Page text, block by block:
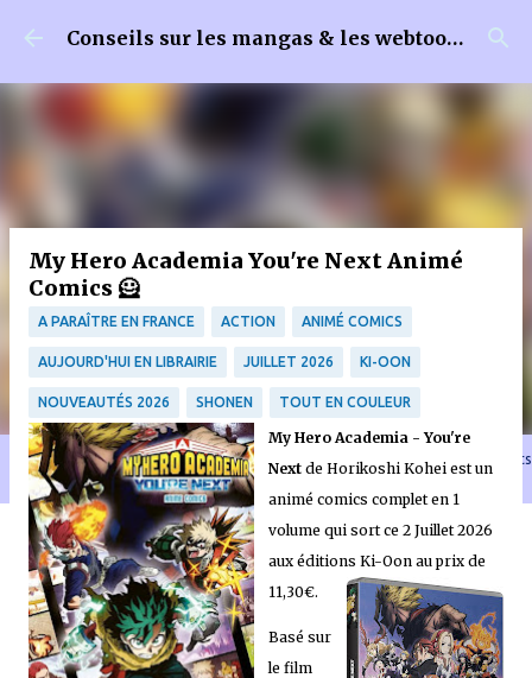
Accéder au contenu principal Conseils sur les mangas & les webtoons
🐈‍⬛ En tant que Partenaire Amazon, je réalise un bénéfice sur les achats
remplissant les conditions requises quand vous achetez sur Amazon.fr
My Hero Academia You're Next Animé
Comics 🦸
A PARAÎTRE EN FRANCE ACTION ANIMÉ COMICS
AUJOURD'HUI EN LIBRAIRIE JUILLET 2026 KI-OON
NOUVEAUTÉS 2026 SHONEN TOUT EN COULEUR
My Hero Academia - You're
Next de Horikoshi Kohei est un
animé comics complet en 1
volume qui sort ce 2 Juillet 2026
aux éditions Ki-Oon au prix de
11,30€.
Basé sur
le film